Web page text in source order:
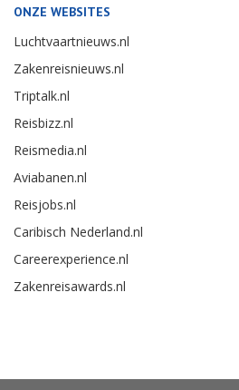
ONZE WEBSITES
Luchtvaartnieuws.nl
Zakenreisnieuws.nl
Triptalk.nl
Reisbizz.nl
Reismedia.nl
Aviabanen.nl
Reisjobs.nl
Caribisch Nederland.nl
Careerexperience.nl
Zakenreisawards.nl